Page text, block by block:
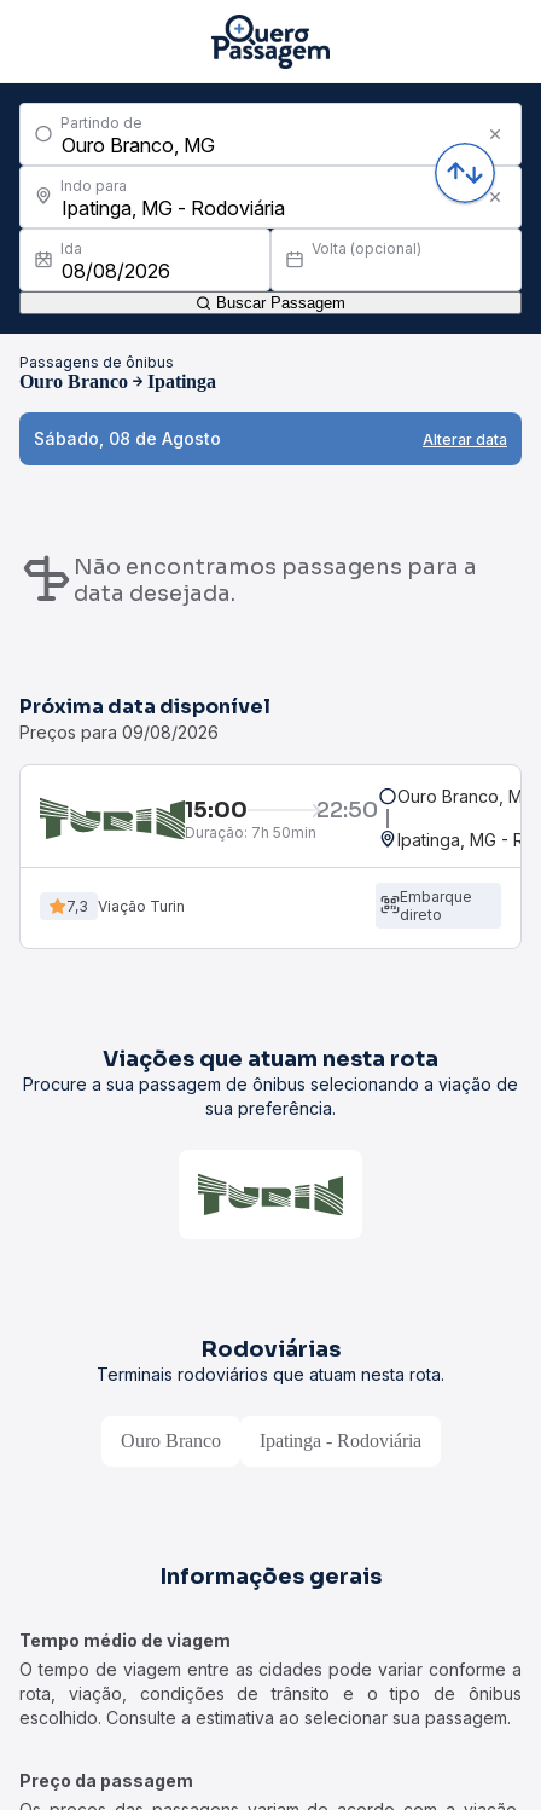
Partindo de
Indo para
Ida Volta (opcional)
Buscar Passagem
Passagens de ônibus
Ouro Branco Ipatinga
Sábado, 08 de Agosto Alterar data
Não encontramos passagens para a
data desejada.
Próxima data disponível
Preços para 09/08/2026
15:00 22:50
Duração: 7h 50min
Ouro Branco, MG
Ipatinga, MG -
7,3 Viação Turin
Embarque
direto
Viações que atuam nesta rota
Procure a sua passagem de ônibus selecionando a viação de
sua preferência.
Rodoviárias
Terminais rodoviários que atuam nesta rota.
Ouro Branco Ipatinga - Rodoviária
Informações gerais
Tempo médio de viagem
O tempo de viagem entre as cidades pode variar conforme a
rota, viação, condições de trânsito e o tipo de ônibus
escolhido. Consulte a estimativa ao selecionar sua passagem.
Preço da passagem